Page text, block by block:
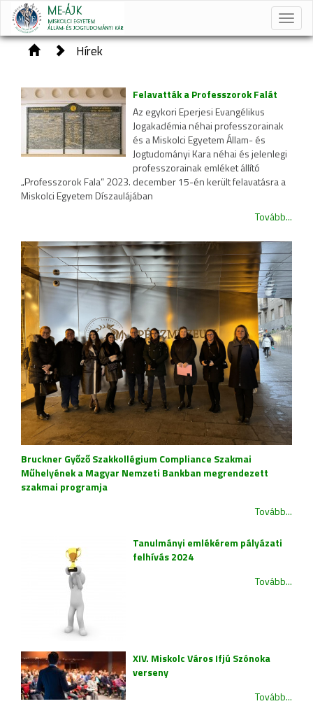
Toggle
Hírek
Felavatták a Professzorok Falát
Az egykori Eperjesi Evangélikus
Jogakadémia néhai professzorainak
és a Miskolci Egyetem Állam- és
Jogtudományi Kara néhai és jelenlegi
professzorainak emléket állító
„Professzorok Fala” 2023. december 15-én került felavatásra a
Miskolci Egyetem Díszaulájában
Tovább...
Bruckner Győző Szakkollégium Compliance Szakmai
Műhelyének a Magyar Nemzeti Bankban megrendezett
szakmai programja
Tovább...
Tanulmányi emlékérem pályázati
felhívás 2024
Tovább...
XIV. Miskolc Város Ifjú Szónoka
verseny
Tovább...